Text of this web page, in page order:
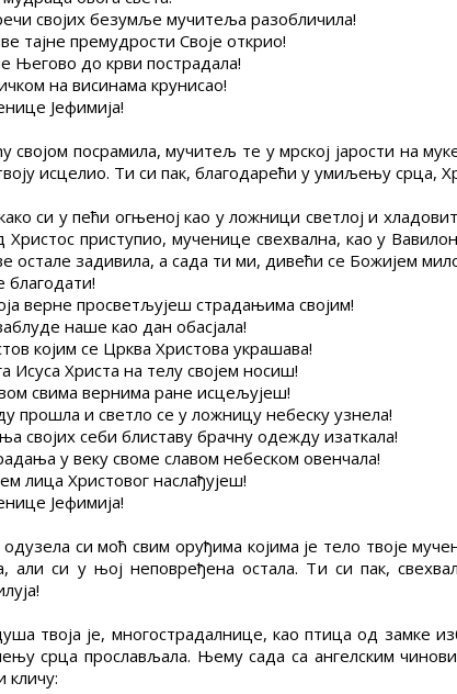
својих безумље мучитеља разобличила!
тајне премудрости Своје открио!
Његово до крви пострадала!
на висинама крунисао!
Јефимија!
посрамила, мучитељ те у мрској јарости на
исцелио. Ти си пак, благодарећи у умиљењу срца,
си у пећи огњеној као у ложници светлој и
Христос приступио, мученице свехвална, као у
остале задивила, а сада ти ми, дивећи се Божијем
благодати!
верне просветљујеш страдањима својим!
наше као дан обасјала!
којим се Црква Христова украшава!
Исуса Христа на телу својем носиш!
свима вернима ране исцељујеш!
прошла и светло се у ложницу небеску узнела!
својих себи блиставу брачну одежду изаткала!
у веку своме славом небеском овенчала!
лица Христовог наслађујеш!
Јефимија!
си моћ свим оруђима којима је тело твоје
али си у њој неповређена остала. Ти си пак,
твоја је, многострадалнице, као птица од
срца прослављала. Њему сада са ангелским
кличу: